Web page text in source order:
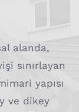
alanda,
sınırlayan
yapısı
ve dikey